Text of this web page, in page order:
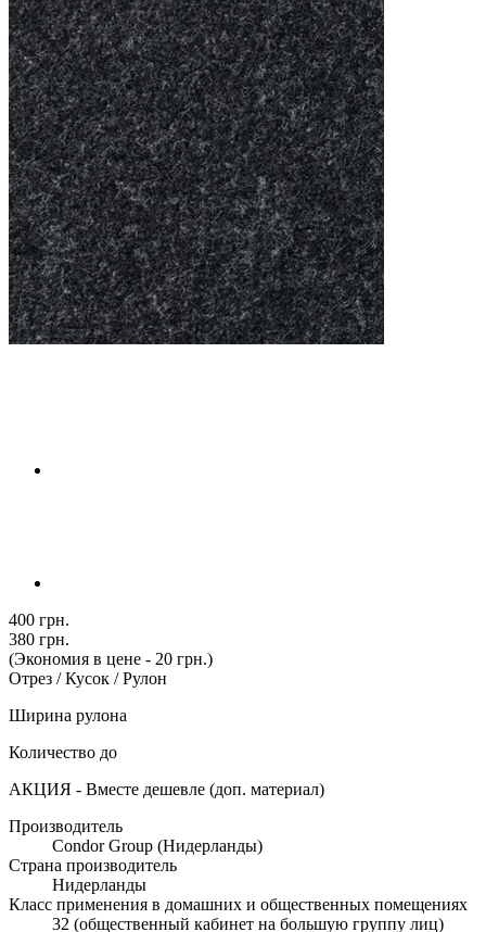
400 грн.
380 грн.
(Экономия в цене - 20 грн.)
Отрез / Кусок / Рулон
Ширина рулона
Количество до
АКЦИЯ - Вместе дешевле (доп. материал)
Производитель
Condor Group (Нидерланды)
Страна производитель
Нидерланды
Класс применения в домашних и общественных помещениях
32 (общественный кабинет на большую группу лиц)